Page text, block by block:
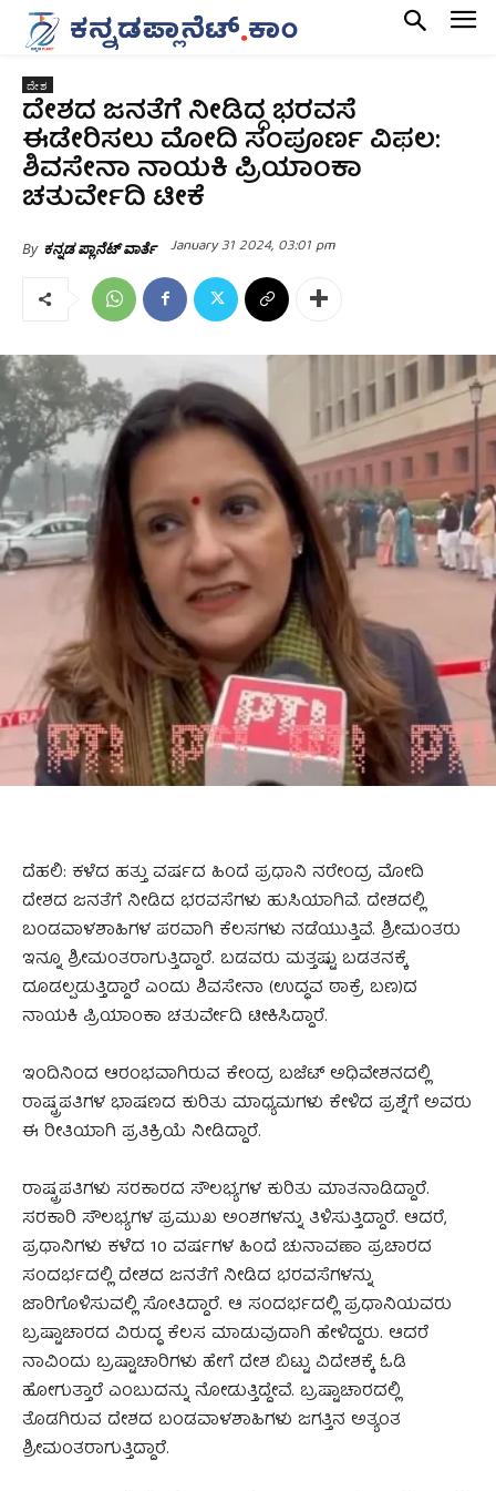
ದೇಶ
ದೇಶದ ಜನತೆಗೆ ನೀಡಿದ್ದ ಭರವಸೆ
ಈಡೇರಿಸಲು ಮೋದಿ ಸಂಪೂರ್ಣ ವಿಫಲ:
ಶಿವಸೇನಾ ನಾಯಕಿ ಪ್ರಿಯಾಂಕಾ
ಚತುರ್ವೇದಿ ಟೀಕೆ
By ಕನ್ನಡ ಪ್ಲಾನೆಟ್ ವಾರ್ತೆ January 31 2024, 03:01 pm
ದೆಹಲಿ: ಕಳೆದ ಹತ್ತು ವರ್ಷದ ಹಿಂದೆ ಪ್ರಧಾನಿ ನರೇಂದ್ರ ಮೋದಿ
ದೇಶದ ಜನತೆಗೆ ನೀಡಿದ ಭರವಸೆಗಳು ಹುಸಿಯಾಗಿವೆ. ದೇಶದಲ್ಲಿ
ಬಂಡವಾಳಶಾಹಿಗಳ ಪರವಾಗಿ ಕೆಲಸಗಳು ನಡೆಯುತ್ತಿವೆ. ಶ್ರೀಮಂತರು
ಇನ್ನೂ ಶ್ರೀಮಂತರಾಗುತ್ತಿದ್ದಾರೆ. ಬಡವರು ಮತ್ತಷ್ಟು ಬಡತನಕ್ಕೆ
ದೂಡಲ್ಪಡುತ್ತಿದ್ದಾರೆ ಎಂದು ಶಿವಸೇನಾ (ಉದ್ಧವ ಠಾಕ್ರೆ ಬಣ)ದ
ನಾಯಕಿ ಪ್ರಿಯಾಂಕಾ ಚತುರ್ವೇದಿ ಟೀಕಿಸಿದ್ದಾರೆ.
ಇಂದಿನಿಂದ ಆರಂಭವಾಗಿರುವ ಕೇಂದ್ರ ಬಜೆಟ್ ಅಧಿವೇಶನದಲ್ಲಿ
ರಾಷ್ಟ್ರಪತಿಗಳ ಭಾಷಣದ ಕುರಿತು ಮಾಧ್ಯಮಗಳು ಕೇಳಿದ ಪ್ರಶ್ನೆಗೆ ಅವರು
ಈ ರೀತಿಯಾಗಿ ಪ್ರತಿಕ್ರಿಯೆ ನೀಡಿದ್ದಾರೆ.
ರಾಷ್ಟ್ರಪತಿಗಳು ಸರಕಾರದ ಸೌಲಭ್ಯಗಳ ಕುರಿತು ಮಾತನಾಡಿದ್ದಾರೆ.
ಸರಕಾರಿ ಸೌಲಭ್ಯಗಳ ಪ್ರಮುಖ ಅಂಶಗಳನ್ನು ತಿಳಿಸುತ್ತಿದ್ದಾರೆ. ಆದರೆ,
ಪ್ರಧಾನಿಗಳು ಕಳೆದ 10 ವರ್ಷಗಳ ಹಿಂದೆ ಚುನಾವಣಾ ಪ್ರಚಾರದ
ಸಂದರ್ಭದಲ್ಲಿ ದೇಶದ ಜನತೆಗೆ ನೀಡಿದ ಭರವಸೆಗಳನ್ನು
ಜಾರಿಗೊಳಿಸುವಲ್ಲಿ ಸೋತಿದ್ದಾರೆ. ಆ ಸಂದರ್ಭದಲ್ಲಿ ಪ್ರಧಾನಿಯವರು
ಬ್ರಷ್ಟಾಚಾರದ ವಿರುದ್ಧ ಕೆಲಸ ಮಾಡುವುದಾಗಿ ಹೇಳಿದ್ದರು. ಆದರೆ
ನಾವಿಂದು ಬ್ರಷ್ಟಾಚಾರಿಗಳು ಹೇಗೆ ದೇಶ ಬಿಟ್ಟು ವಿದೇಶಕ್ಕೆ ಓಡಿ
ಹೋಗುತ್ತಾರೆ ಎಂಬುದನ್ನು ನೋಡುತ್ತಿದ್ದೇವೆ. ಬ್ರಷ್ಟಾಚಾರದಲ್ಲಿ
ತೊಡಗಿರುವ ದೇಶದ ಬಂಡವಾಳಶಾಹಿಗಳು ಜಗತ್ತಿನ ಅತ್ಯಂತ
ಶ್ರೀಮಂತರಾಗುತ್ತಿದ್ದಾರೆ.